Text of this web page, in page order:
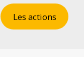
Les actions